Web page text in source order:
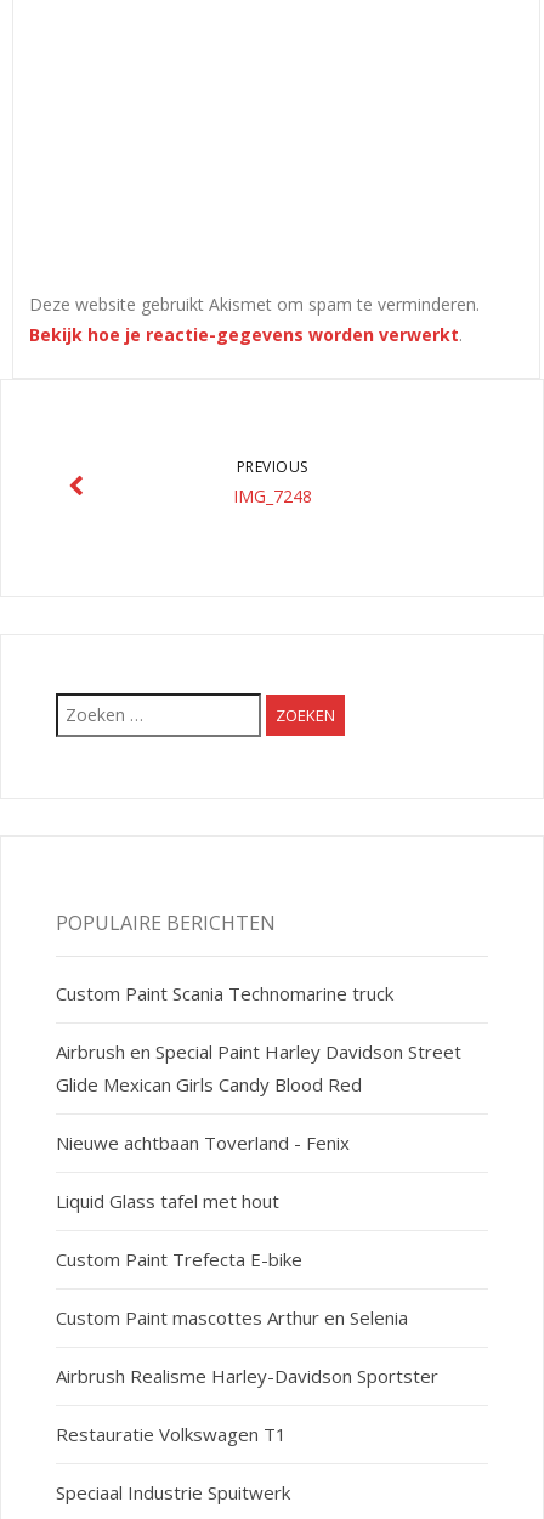
Deze website gebruikt Akismet om spam te verminderen.
Bekijk hoe je reactie-gegevens worden verwerkt.
PREVIOUS
IMG_7248
Zoeken
naar:
POPULAIRE BERICHTEN
Custom Paint Scania Technomarine truck
Airbrush en Special Paint Harley Davidson Street
Glide Mexican Girls Candy Blood Red
Nieuwe achtbaan Toverland - Fenix
Liquid Glass tafel met hout
Custom Paint Trefecta E-bike
Custom Paint mascottes Arthur en Selenia
Airbrush Realisme Harley-Davidson Sportster
Restauratie Volkswagen T1
Speciaal Industrie Spuitwerk